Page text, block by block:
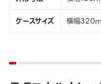
ケースサイズ
横幅